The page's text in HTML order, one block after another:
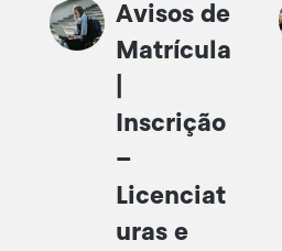
Avisos de
Matrícula
Inscrição
–
Licenciat
uras e